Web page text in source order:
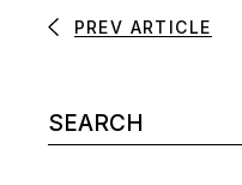
PREV ARTICLE